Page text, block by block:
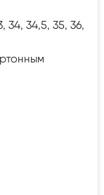
34, 34,5, 35, 36,